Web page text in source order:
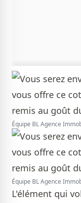
Équipe BL Agence
Équipe BL Agence
L'élément qui